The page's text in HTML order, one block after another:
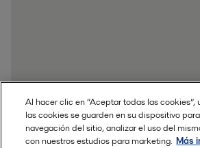
Al hacer clic en “Aceptar todas las
las cookies se guarden en su dispositivo
navegación del sitio, analizar el uso del
con nuestros estudios para marketing. Más